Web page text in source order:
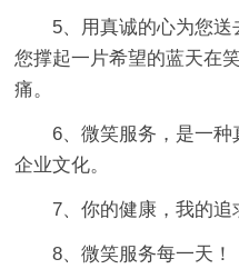
5、用真诚的心为您
您撑起一片希望的蓝天在
痛。
6、微笑服务，是一
企业文化。
7、你的健康，我的追
8、微笑服务每一天！